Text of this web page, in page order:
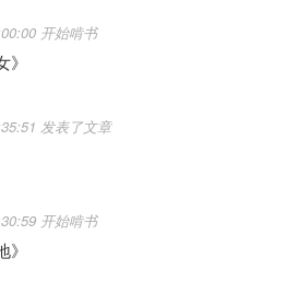
开始啃书
》
发表了文章
开始啃书
》